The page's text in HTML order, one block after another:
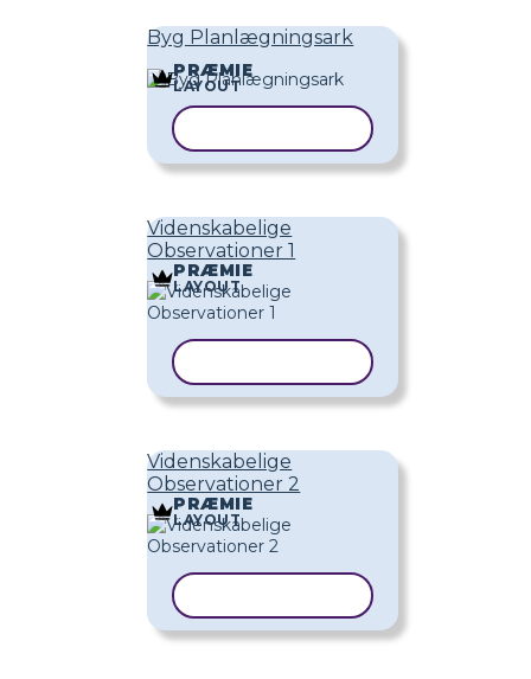
Byg Planlægningsark
PRÆMIE
LAYOUT
Videnskabelige
Observationer 1
PRÆMIE
LAYOUT
Videnskabelige
Observationer 2
PRÆMIE
LAYOUT